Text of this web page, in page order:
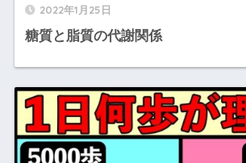
2022年1月25日
糖質と脂質の代謝関係